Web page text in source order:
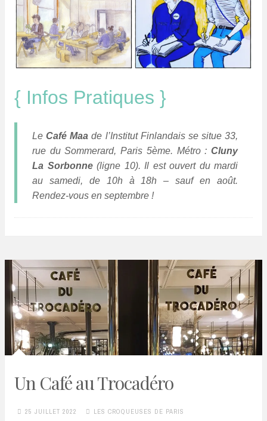
{ Infos Pratiques }
LeCafé Maa de l’Institut Finlandais se situe 33,
rue du Sommerard, Paris 5ème. Métro : Cluny
La Sorbonne (ligne 10). Il est ouvert du mardi
au samedi, de 10h à 18h – sauf en août.
Rendez-vous en septembre !
Un Café au Trocadéro
25 JUILLET 2022 LES CROQUEUSES DE PARIS